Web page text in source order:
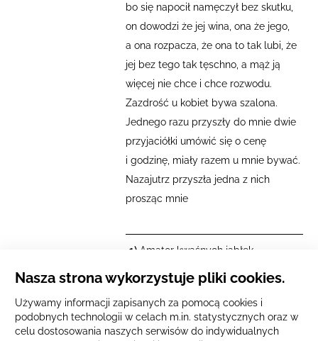
bo się napocił namęczył bez skutku,
on dowodzi że jej wina, ona że jego,
a ona rozpacza, że ona to tak lubi, że
jej bez tego tak tęschno, a mąż ją
więcej nie chce i chce rozwodu.
Zazdrość u kobiet bywa szalona.
Jednego razu przyszły do mnie dwie
przyjaciółki umówić się o cenę
i godzinę, miały razem u mnie bywać.
Nazajutrz przyszła jedna z nich
prosząc mnie
1) Amator kwaśnych jabłek –
podoba się coś powszechnie
nieakceptowalnego, która ma
osobliwy i niewybredny gust.
Nasza strona wykorzystuje pliki cookies.
Używamy informacji zapisanych za pomocą cookies i
podobnych technologii w celach m.in. statystycznych oraz w
celu dostosowania naszych serwisów do indywidualnych